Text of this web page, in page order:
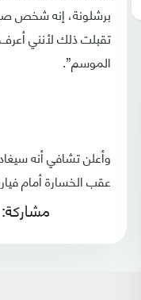
برشلونة، إنه شخص
تقبلت ذلك لأنني
الموسم”.
وأعلن تشافي أنه
عقب الخسارة أمام
مشاركة: